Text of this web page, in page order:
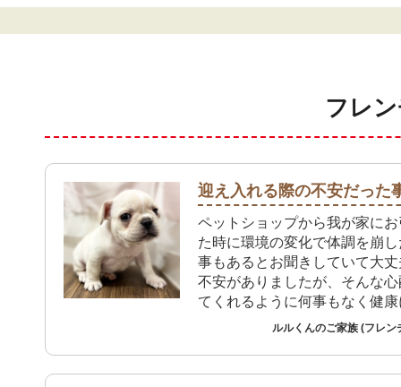
フレ
迎え入れる際の不安だった
ペットショップから我が家に
た時に環境の変化で体調を崩
事もあるとお聞きしていて大
不安がありましたが、そんな
てくれるように何事もなく健
てくれています。ルルくんのご家族 (フレン